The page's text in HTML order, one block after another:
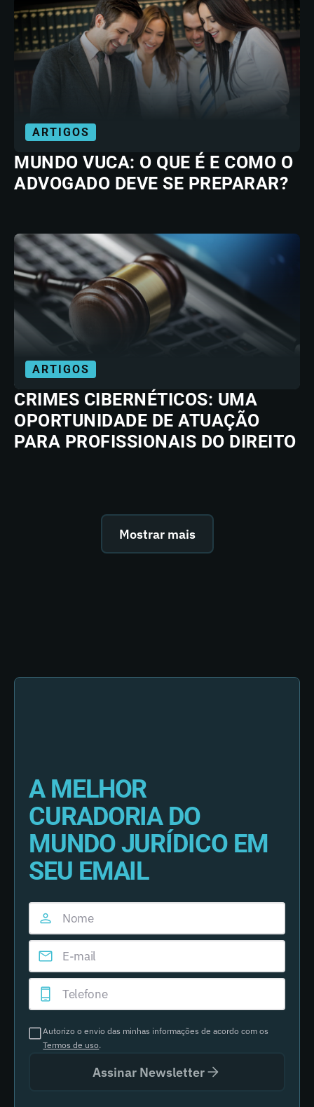
ARTIGOS
MUNDO VUCA: O QUE É E COMO O
ADVOGADO DEVE SE PREPARAR?
ARTIGOS
CRIMES CIBERNÉTICOS: UMA
OPORTUNIDADE DE ATUAÇÃO
PARA PROFISSIONAIS DO DIREITO
Mostrar mais
A MELHOR
CURADORIA DO
MUNDO JURÍDICO EM
SEU EMAIL
Autorizo o envio das minhas informações de acordo com os
Termos de uso.
Assinar Newsletter